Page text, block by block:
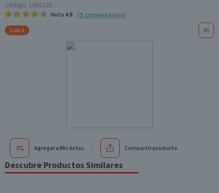
Código: 1656181
Nota 4.8 (5 comentarios)
1 de 1
Agregar a Mis listas Compartir producto
Descubre Productos Similares